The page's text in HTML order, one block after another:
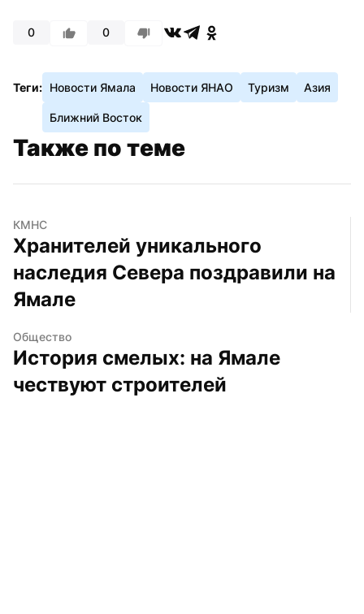
0 0
Теги: Новости Ямала Новости ЯНАО Туризм Азия
Ближний Восток
Также по теме
КМНС
Хранителей уникального
наследия Севера поздравили на
Ямале
Общество
История смелых: на Ямале
чествуют строителей